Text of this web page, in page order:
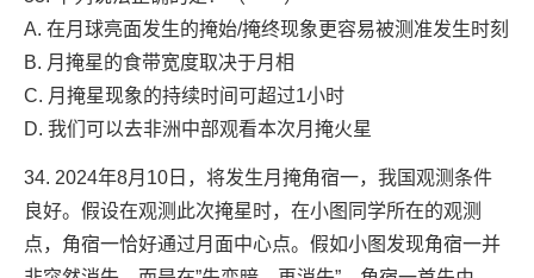
A. 在月球亮面发生的掩始/掩终现象更容易被测准发生时刻
B. 月掩星的食带宽度取决于月相
C. 月掩星现象的持续时间可超过1小时
D. 我们可以去非洲中部观看本次月掩火星
34. 2024年8月10日，将发生月掩角宿一，我国观测条件
良好。假设在观测此次掩星时，在小图同学所在的观测
点，角宿一恰好通过月面中心点。假如小图发现角宿一并